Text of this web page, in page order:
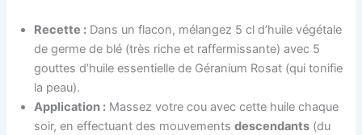
Recette : Dans un flacon, mélangez 5 cl d’huile végétale
de germe de blé (très riche et raffermissante) avec 5
gouttes d’huile essentielle de Géranium Rosat (qui tonifie
la peau).
Application : Massez votre cou avec cette huile chaque
soir, en effectuant des mouvementsdescendants (du